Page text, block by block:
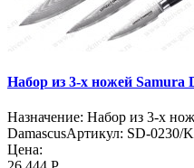
Набор из 3-х ножей Samura
Назначение: Набор из 3-х
DamascusАртикул: SD-0230/
Цена: